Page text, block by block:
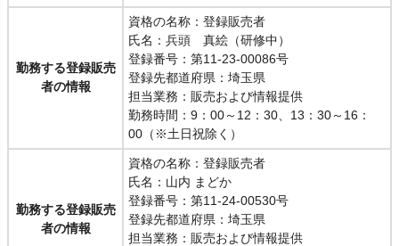
勤務する登録販売
者の情報
資格の名称：登録販売者
氏名：兵頭 真絵（研修中）
登録番号：第11-23-00086号
登録先都道府県：埼玉県
担当業務：販売および情報提供
勤務時間：9：00～12：30、13：30～16：
00（※土日祝除く）
勤務する登録販売
者の情報
資格の名称：登録販売者
氏名：山内 まどか
登録番号：第11-24-00530号
登録先都道府県：埼玉県
担当業務：販売および情報提供